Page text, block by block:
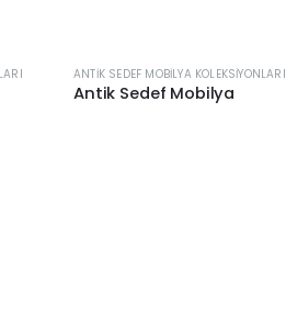
ANTIK SEDEF MOBILYA KOLEKSIYONLARI
Antik Sedef Mobilya